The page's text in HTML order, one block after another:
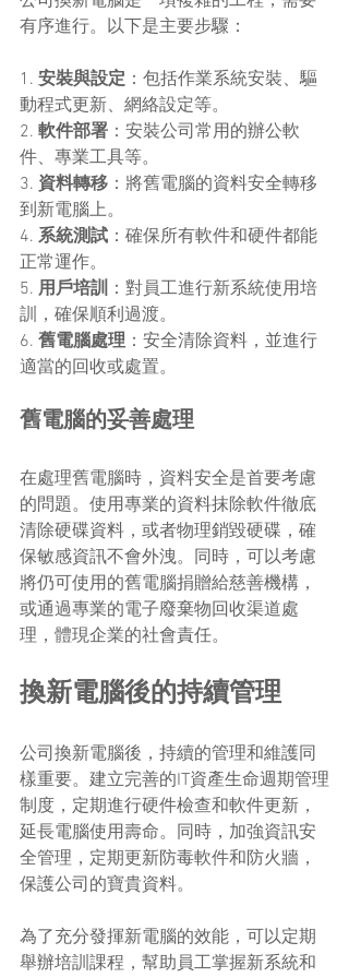
有序進行。以下是主要步驟：
1. 安裝與設定 ：包括作業系統安裝、驅
動程式更新、網絡設定等。
2. 軟件部署 ：安裝公司常用的辦公軟
件、專業工具等。
3. 資料轉移 ：將舊電腦的資料安全轉移
到新電腦上。
4. 系統測試 ：確保所有軟件和硬件都能
正常運作。
5. 用戶培訓 ：對員工進行新系統使用培
訓，確保順利過渡。
6. 舊電腦處理 ：安全清除資料，並進行
適當的回收或處置。
舊電腦的妥善處理
在處理舊電腦時，資料安全是首要考慮
的問題。使用專業的資料抹除軟件徹底
清除硬碟資料，或者物理銷毀硬碟，確
保敏感資訊不會外洩。同時，可以考慮
將仍可使用的舊電腦捐贈給慈善機構，
或通過專業的電子廢棄物回收渠道處
理，體現企業的社會責任。
換新電腦後的持續管理
公司換新電腦後，持續的管理和維護同
樣重要。建立完善的IT資產生命週期管理
制度，定期進行硬件檢查和軟件更新，
延長電腦使用壽命。同時，加強資訊安
全管理，定期更新防毒軟件和防火牆，
保護公司的寶貴資料。
為了充分發揮新電腦的效能，可以定期
舉辦培訓課程，幫助員工掌握新系統和